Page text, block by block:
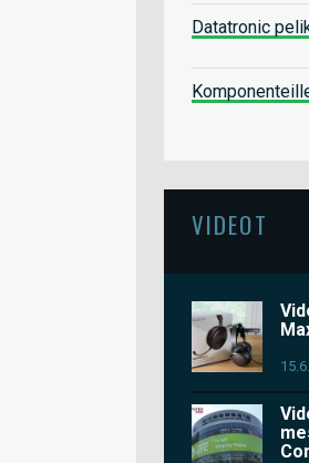
Datatronic
VIDEOT